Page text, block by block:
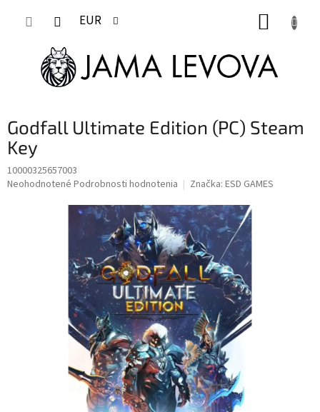
EUR
Godfall Ultimate Edition (PC) Steam
Key
10000325657003
Priemerné
Neohodnotené Podrobnosti hodnotenia Značka: ESD GAMES